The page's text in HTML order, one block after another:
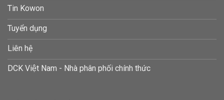
Tin Kowon
Tuyển dụng
Liên hệ
DCK Việt Nam - Nhà phân phối chính thức